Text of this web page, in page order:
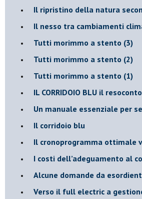
​Il ripristino della natura
Il nesso tra cambiamenti
Tutti morimmo a stento (3)
Tutti morimmo a stento (2)
​Tutti morimmo a stento (1)
IL CORRIDOIO BLU il
Un manuale essenziale per
Il corridoio blu
​Il cronoprogramma
​I costi dell’adeguamento al
Alcune domande da
Verso il full electric a